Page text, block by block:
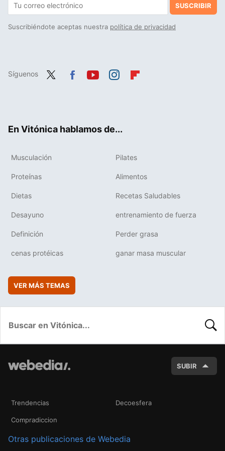
SUSCRIBIR
Suscribiéndote aceptas nuestra política de privacidad
Síguenos
En Vitónica hablamos de...
Musculación Pilates
Proteínas Alimentos
Dietas Recetas Saludables
Desayuno entrenamiento de fuerza
Definición Perder grasa
cenas protéicas ganar masa muscular
VER MÁS TEMAS
SUBIR
Trendencias Decoesfera
Compradiccion
Otras publicaciones de Webedia